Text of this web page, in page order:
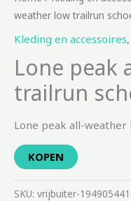
weather low trailrun
Kleding en accessoires,
Lone peak
trailrun
Lone peak all-weather
KOPEN
SKU: vrijbuiter-